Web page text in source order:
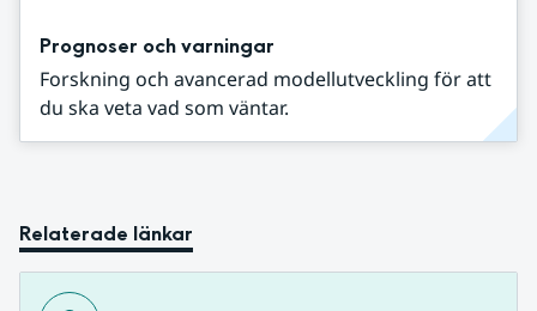
Prognoser och varningar
Forskning och avancerad modellutveckling för att
du ska veta vad som väntar.
Relaterade länkar